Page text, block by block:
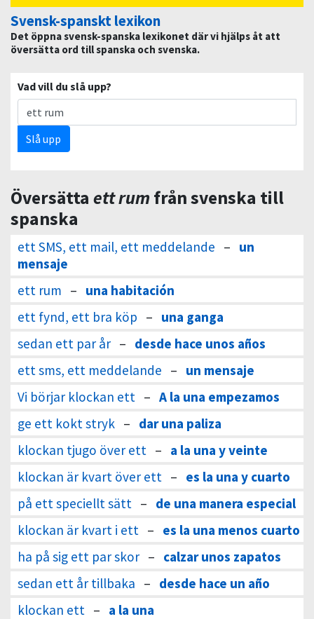
Svensk-spanskt lexikon
Det öppna svensk-spanska lexikonet där vi hjälps åt att
översätta ord till spanska och svenska.
Vad vill du slå upp?
Slå upp
Översätta ett rum från svenska till
spanska
ett SMS, ett mail, ett meddelande – un
mensaje
ett rum – una habitación
ett fynd, ett bra köp – una ganga
sedan ett par år – desde hace unos años
ett sms, ett meddelande – un mensaje
Vi börjar klockan ett – A la una empezamos
ge ett kokt stryk – dar una paliza
klockan tjugo över ett – a la una y veinte
klockan är kvart över ett – es la una y cuarto
på ett speciellt sätt – de una manera especial
klockan är kvart i ett – es la una menos cuarto
ha på sig ett par skor – calzar unos zapatos
sedan ett år tillbaka – desde hace un año
klockan ett – a la una